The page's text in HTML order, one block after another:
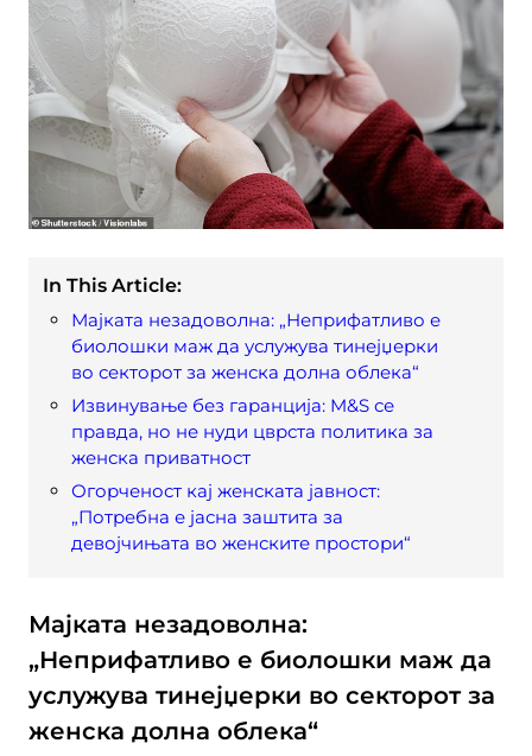
In This Article:
Мајката незадоволна: „Неприфатливо е
биолошки маж да услужува тинејџерки
во секторот за женска долна облека“
Извинување без гаранција: M&S се
правда, но не нуди цврста политика за
женска приватност
Огорченост кај женската јавност:
„Потребна е јасна заштита за
девојчињата во женските простори“
Мајката незадоволна:
„Неприфатливо е биолошки маж да
услужува тинејџерки во секторот за
женска долна облека“